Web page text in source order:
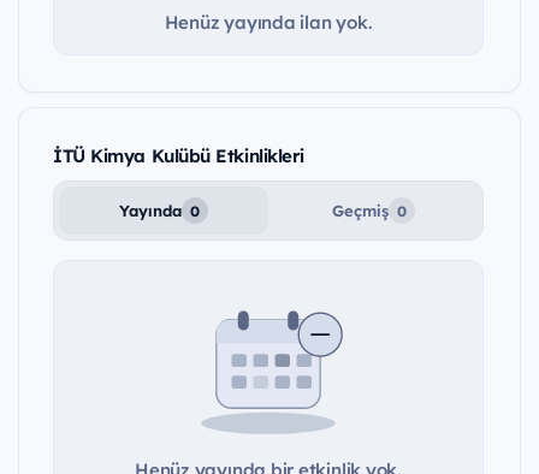
Henüz yayında ilan yok.
İTÜ Kimya Kulübü Etkinlikleri
Yayında 0 Geçmiş 0